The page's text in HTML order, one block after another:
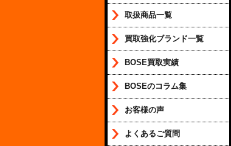
取扱商品一覧
買取強化ブランド一覧
BOSE買取実績
BOSEのコラム集
お客様の声
よくあるご質問